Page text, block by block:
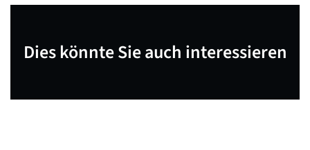
Dies könnte Sie auch interessieren